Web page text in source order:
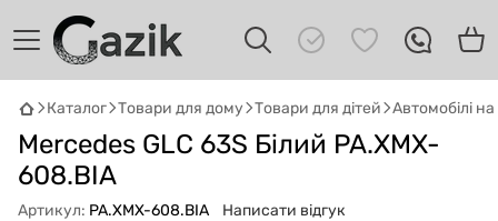
Каталог Товари для дому Товари для дітей Автомобілі
Mercedes GLC 63S Білий PA.XMX-
608.BIA
Артикул: PA.XMX-608.BIA Написати відгук
GAZIKAI
Онлайн · пошук техніки